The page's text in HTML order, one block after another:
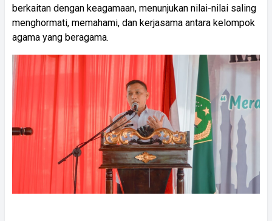
berkaitan dengan keagamaan, menunjukan nilai-nilai saling
menghormati, memahami, dan kerjasama antara kelompok
agama yang beragama.